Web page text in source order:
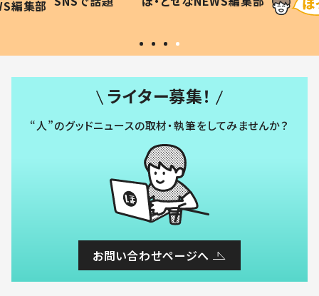
編集部 #令和の子
い」
ライター募集！
“人”のグッドニュースの取材・執筆をしてみませんか？
お問い合わせページへ